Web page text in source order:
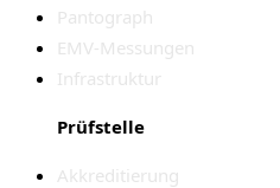
Pantograph
EMV-Messungen
Infrastruktur
Prüfstelle
Akkreditierung